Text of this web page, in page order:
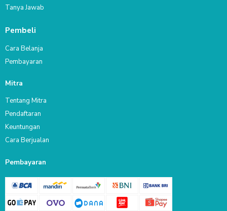
Tanya Jawab
Pembeli
Cara Belanja
Pembayaran
Mitra
Tentang Mitra
Pendaftaran
Keuntungan
Cara Berjualan
Pembayaran